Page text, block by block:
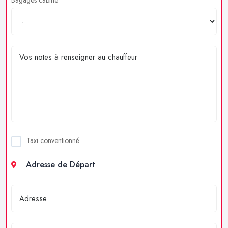
Taxi conventionné
Adresse de Départ